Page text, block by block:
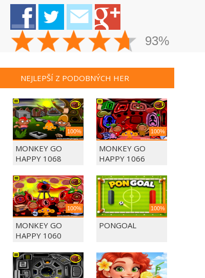
93%
NEJLEPŠÍ Z PODOBNÝCH HER
100%
MONKEY GO
HAPPY 1068
100%
MONKEY GO
HAPPY 1066
100%
MONKEY GO
HAPPY 1060
100%
PONGOAL